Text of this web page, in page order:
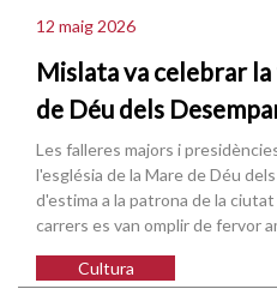
12 maig 2026
Mislata va celebrar
de Déu dels
Les falleres majors i
l'església de la Mare de Déu
d'estima a la patrona de la
carrers es van omplir de fervor
Cultura